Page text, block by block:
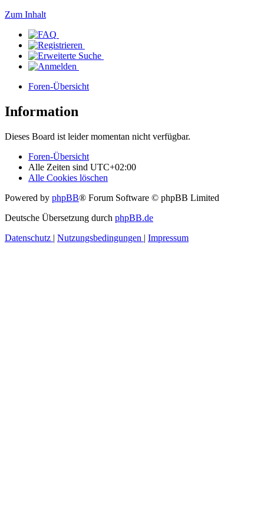
Zum Inhalt
Foren-Übersicht
Information
Dieses Board ist leider momentan nicht verfügbar.
Foren-Übersicht
Alle Zeiten sind UTC+02:00
Alle Cookies löschen
Powered by phpBB® Forum Software © phpBB Limited
Deutsche Übersetzung durch phpBB.de
Datenschutz | Nutzungsbedingungen | Impressum